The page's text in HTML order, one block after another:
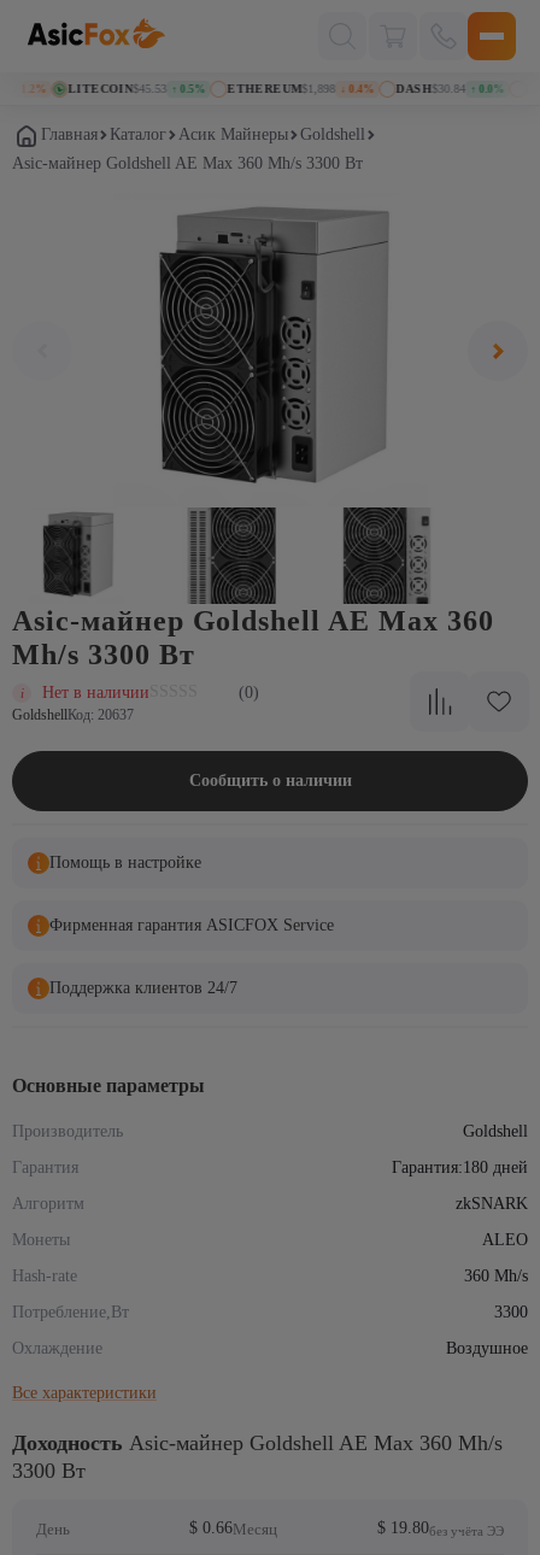
LITECOIN$45.53 ↑ 0.5% ETHEREUM$1,898 ↓ 0.4% DASH$30.84 ↑ 0.0%
Главная Каталог Асик Майнеры
Goldshell
Asic-майнер Goldshell AE Max 360 Mh/s 3300 Вт
Asic-майнер Goldshell AE Max 360
Mh/s 3300 Вт
Нет в наличии (0)
Goldshell Код: 20637
Сообщить о наличии
Помощь в настройке
Фирменная гарантия ASICFOX Service
Поддержка клиентов 24/7
Основные параметры
Производитель
Goldshell
Гарантия
Гарантия:180 дней
Алгоритм
zkSNARK
Монеты
ALEO
Hash-rate
360 Mh/s
Потребление,Вт
3300
Охлаждение
Воздушное
Все характеристики
Доходность Asic-майнер Goldshell AE Max 360 Mh/s
3300 Вт
День $ 0.66Месяц $ 19.80без учёта ЭЭ